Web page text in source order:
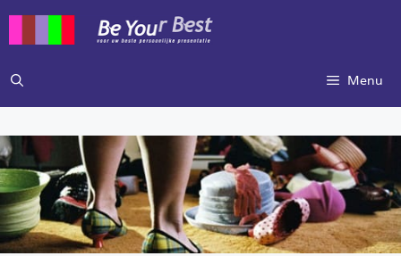
inhoud
Menu